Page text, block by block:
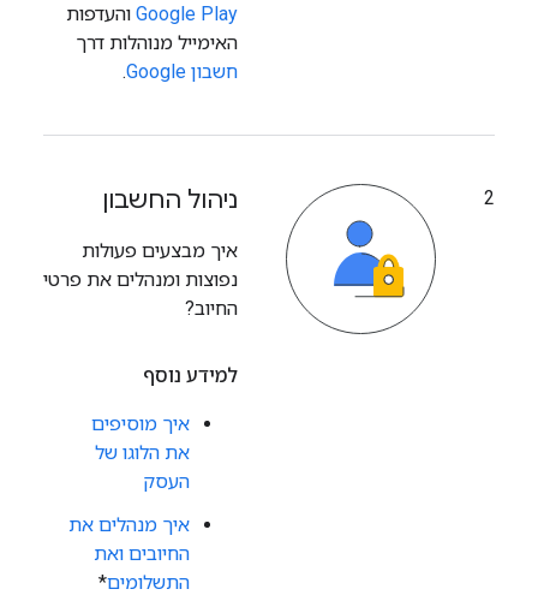
Google Play והעדפות
האימייל מנוהלות דרך
חשבון Google
.
2 ניהול החשבון
איך מבצעים פעולות
נפוצות ומנהלים את פרטי
החיוב?
למידע נוסף
איך מוסיפים
את הלוגו של
העסק
איך מנהלים את
החיובים ואת
התשלומים*